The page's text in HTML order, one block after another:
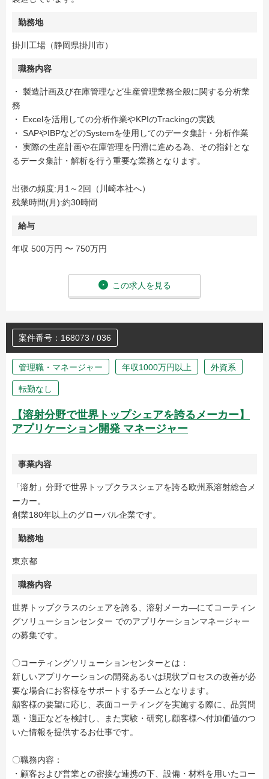
勤務地
掛川工場（静岡県掛川市）
職務内容
・ 製造計画及び在庫管理など生産管理業務全般に関する分析業
務
・ Excelを活用しての分析作業やKPIのTrackingの実践
・ SAPやIBPなどのSystemを使用してのデータ集計・分析作業
・ 実際の生産計画や在庫管理を円滑に進める為、その指針とな
るデータ集計・解析を行う重要な業務となります。
出張の頻度:月1～2回（川崎本社へ）
残業時間(月):約30時間
給与
年収 500万円 〜 750万円
この求人を見る
案件番号：168073 / 036
管理職・マネージャー 年収1000万円以上 外資系
転勤なし
【溶射分野で世界トップシェアを誇るメーカー】
アプリケーション開発 マネージャー
事業内容
「溶射」分野で世界トップクラスシェアを誇る欧州系溶射総合メ
ーカー。
創業180年以上のグローバル企業です。
勤務地
東京都
職務内容
世界トップクラスのシェアを誇る、溶射メーカ―にてコーティン
グソリューションセンター でのアプリケーションマネージャー
の募集です。
〇コーティングソリューションセンターとは：
新しいアプリケーションの開発あるいは現状プロセスの改善が必
要な場合にお客様をサポートするチームとなります。
顧客様の要望に応じ、表面コーティングを実施する際に、品質問
題・適正などを検討し、また実験・研究し顧客様へ付加価値のつ
いた情報を提供するお仕事です。
〇職務内容：
・顧客および営業との密接な連携の下、設備・材料を用いたコー